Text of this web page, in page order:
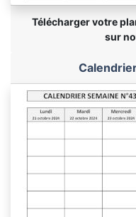
Télécharger votre
sur